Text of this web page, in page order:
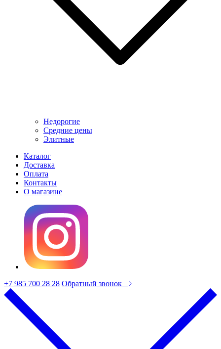
Недорогие
Средние цены
Элитные
Каталог
Доставка
Оплата
Контакты
О магазине
+7 985 700 28 28 Обратный звонок